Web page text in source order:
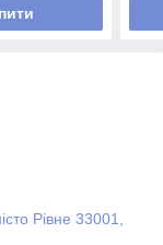
Рівне 33001,